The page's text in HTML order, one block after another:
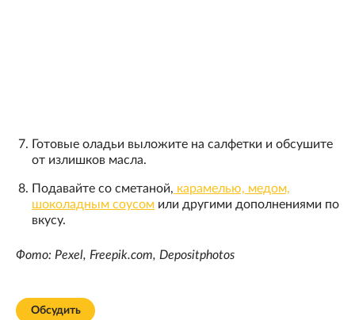
Готовые оладьи выложите на салфетки и обсушите
от излишков масла.
Подавайте со сметаной, карамелью, медом,
шоколадным соусом или другими дополнениями по
вкусу.
Фото: Pexel, Freepik.com, Depositphotos
Обсудить